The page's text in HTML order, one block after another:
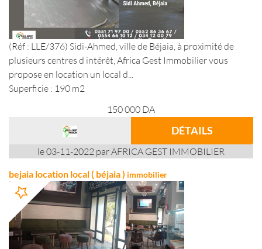
(Réf : LLE/376) Sidi-Ahmed, ville de Béjaia, à proximité de
plusieurs centres d intérêt, Africa Gest Immobilier vous
propose en location un local d...
Superficie : 190 m2
150 000 DA
DÉTAILS
le 03-11-2022 par AFRICA GEST IMMOBILIER
bejaia location local ( béjaia ) immobilier